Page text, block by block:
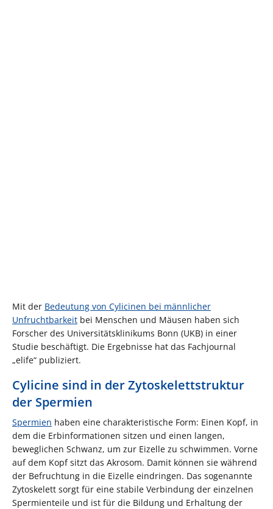
Mit der Bedeutung von Cylicinen bei männlicher
Unfruchtbarkeit bei Menschen und Mäusen haben sich
Forscher des Universitätsklinikums Bonn (UKB) in einer
Studie beschäftigt. Die Ergebnisse hat das Fachjournal
„elife“ publiziert.
Cylicine sind in der Zytoskelettstruktur
der Spermien
Spermien haben eine charakteristische Form: Einen Kopf, in
dem die Erbinformationen sitzen und einen langen,
beweglichen Schwanz, um zur Eizelle zu schwimmen. Vorne
auf dem Kopf sitzt das Akrosom. Damit können sie während
der Befruchtung in die Eizelle eindringen. Das sogenannte
Zytoskelett sorgt für eine stabile Verbindung der einzelnen
Spermienteile und ist für die Bildung und Erhaltung der